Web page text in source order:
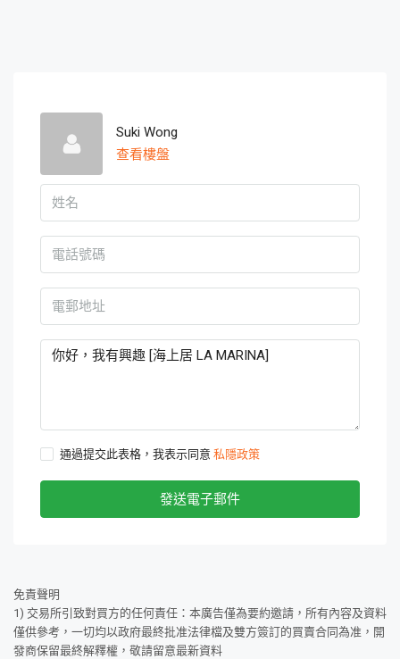
Suki Wong
查看樓盤
通過提交此表格，我表示同意 私隱政策
發送電子郵件
免責聲明
1) 交易所引致對買方的任何責任：本廣告僅為要約邀請，所有內容及資料
僅供參考，一切均以政府最終批准法律檔及雙方簽訂的買賣合同為准，開
發商保留最終解釋權，敬請留意最新資料